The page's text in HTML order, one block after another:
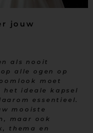
jouw
als nooit
alle ogen op
moet
ideale kapsel
essentieel.
mooiste
maar ook
thema en